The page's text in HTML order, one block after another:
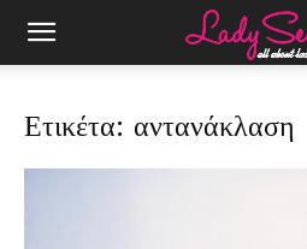
Ετικέτα: αντανάκλαση